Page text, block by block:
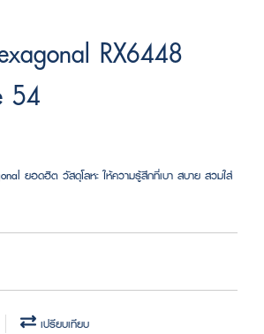
RX6448
54
ยอดฮิต วัสดุโลหะ ให้ความรู้สึกที่เบา สบาย สวมใส่
เปรียบเทียบ